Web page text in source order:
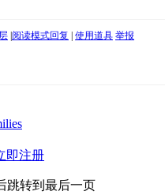
|阅读模式回复 | 使用道具 举报
即注册
跳转到最后一页